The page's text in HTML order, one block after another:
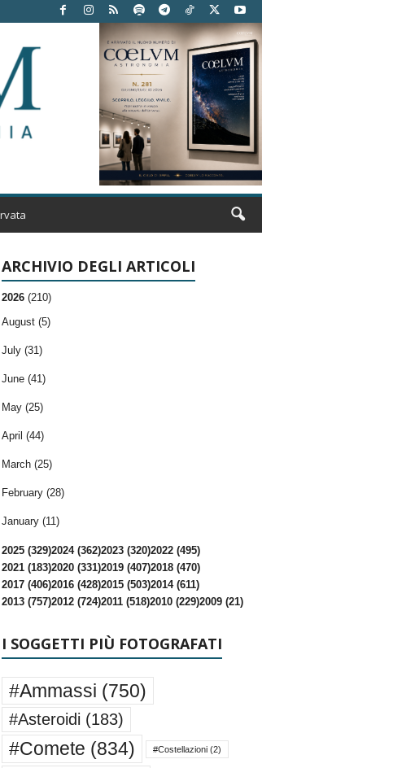
ARCHIVIO DEGLI ARTICOLI
2026 (210)
August (5)
July (31)
June (41)
May (25)
April (44)
March (25)
February (28)
January (11)
2025 (329)2024 (362)2023 (320)2022 (495)
2021 (183)2020 (331)2019 (407)2018 (470)
2017 (406)2016 (428)2015 (503)2014 (611)
2013 (757)2012 (724)2011 (518)2010 (229)2009 (21)
I SOGGETTI PIÙ FOTOGRAFATI
#Ammassi (750)
#Asteroidi (183)
#Comete (834) #Costellazioni(2)